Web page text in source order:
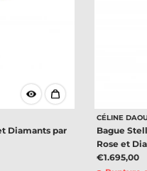
Diamants par
CÉLINE
Bague
Rose et
€1.695,00